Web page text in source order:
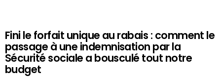
Fini le forfait unique au rabais : comment le
passage à une indemnisation par la
Sécurité sociale a bousculé tout notre
budget